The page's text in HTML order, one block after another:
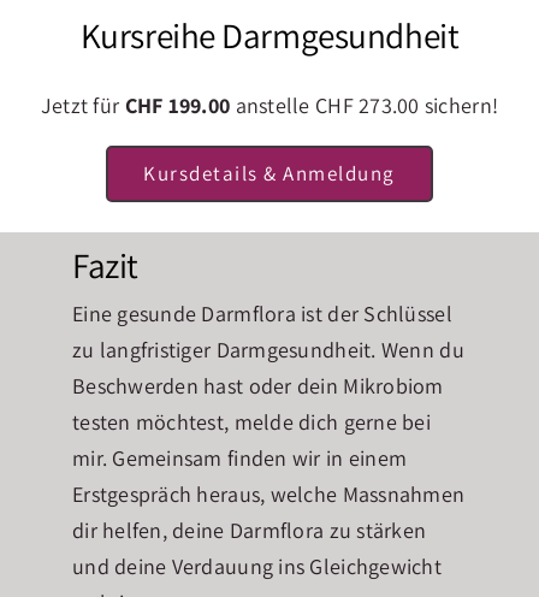
Unterstützung nützlicher Bakterien
gezielterStressabbau
AusreichendSchlaf für die
Regeneration des Körpers
Fazit
Eine gesunde Darmflora ist der Schlüssel
zu langfristiger Darmgesundheit. Wenn du
Beschwerden hast oder dein Mikrobiom
testen möchtest, melde dich gerne bei
mir. Gemeinsam finden wir in einem
Erstgespräch heraus, welche Massnahmen
dir helfen, deine Darmflora zu stärken
und deine Verdauung ins Gleichgewicht
Kursreihe Darmgesundheit
Jetzt für CHF 199.00 anstelle CHF 273.00 sichern!
Kursdetails & Anmeldung